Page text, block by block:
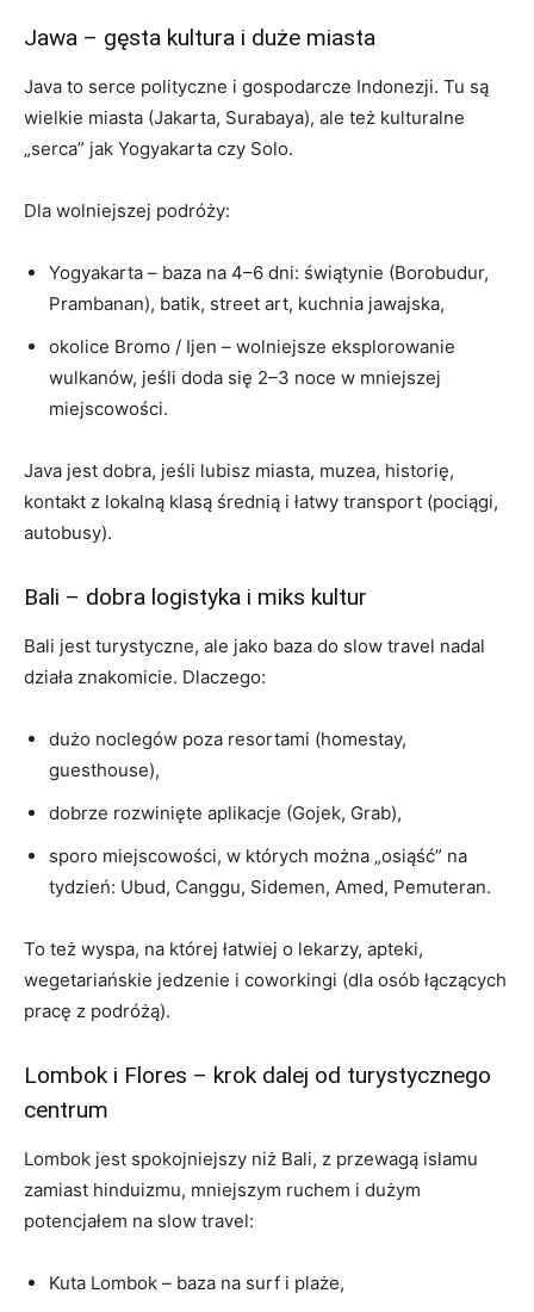
Jawa – gęsta kultura i duże miasta
Java to serce polityczne i gospodarcze Indonezji. Tu są
wielkie miasta (Jakarta, Surabaya), ale też kulturalne
„serca” jak Yogyakarta czy Solo.
Dla wolniejszej podróży:
Yogyakarta – baza na 4–6 dni: świątynie (Borobudur,
Prambanan), batik, street art, kuchnia jawajska,
okolice Bromo / Ijen – wolniejsze eksplorowanie
wulkanów, jeśli doda się 2–3 noce w mniejszej
miejscowości.
Java jest dobra, jeśli lubisz miasta, muzea, historię,
kontakt z lokalną klasą średnią i łatwy transport (pociągi,
autobusy).
Bali – dobra logistyka i miks kultur
Bali jest turystyczne, ale jako baza do slow travel nadal
działa znakomicie. Dlaczego:
dużo noclegów poza resortami (homestay,
guesthouse),
dobrze rozwinięte aplikacje (Gojek, Grab),
sporo miejscowości, w których można „osiąść” na
tydzień: Ubud, Canggu, Sidemen, Amed, Pemuteran.
To też wyspa, na której łatwiej o lekarzy, apteki,
wegetariańskie jedzenie i coworkingi (dla osób łączących
pracę z podróżą).
Lombok i Flores – krok dalej od turystycznego
centrum
Lombok jest spokojniejszy niż Bali, z przewagą islamu
zamiast hinduizmu, mniejszym ruchem i dużym
potencjałem na slow travel:
Kuta Lombok – baza na surf i plaże,